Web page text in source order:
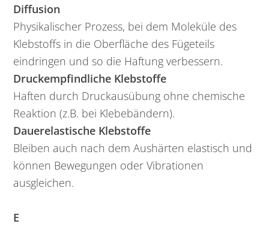
Diffusion
Physikalischer Prozess, bei dem Moleküle des
Klebstoffs in die Oberfläche des Fügeteils
eindringen und so die Haftung verbessern.
Druckempfindliche Klebstoffe
Haften durch Druckausübung ohne chemische
Reaktion (z.B. bei Klebebändern).
Dauerelastische Klebstoffe
Bleiben auch nach dem Aushärten elastisch und
können Bewegungen oder Vibrationen
ausgleichen.
E